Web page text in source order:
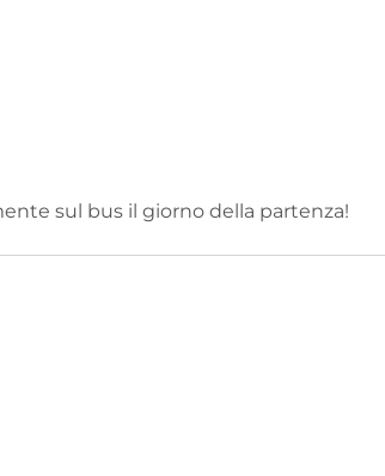
sul bus il giorno della partenza!